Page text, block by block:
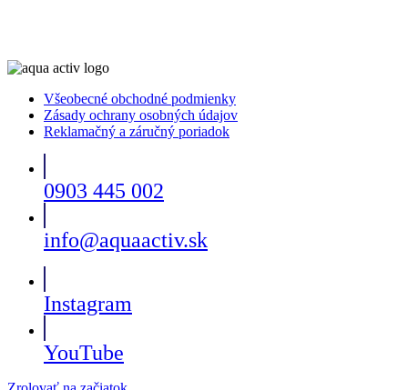
Všeobecné obchodné podmienky
Zásady ochrany osobných údajov
Reklamačný a záručný poriadok
0903 445 002
info@aquaactiv.sk
Instagram
YouTube